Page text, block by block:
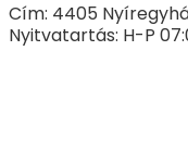
Cím: 4405
Nyitvatartás: H-P